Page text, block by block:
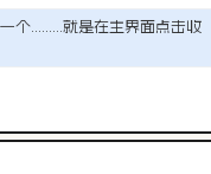
个.........就是在主界面点击收